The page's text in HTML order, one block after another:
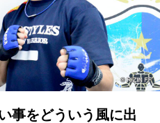
事をどういう風に出